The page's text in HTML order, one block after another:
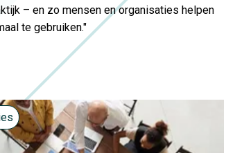
– en zo mensen en organisaties helpen
te gebruiken."